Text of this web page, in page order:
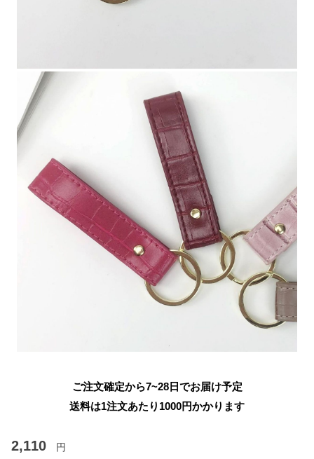
ご注文確定から7~28日でお届け予定
送料は1注文あたり 1000円かかります
2,110 円